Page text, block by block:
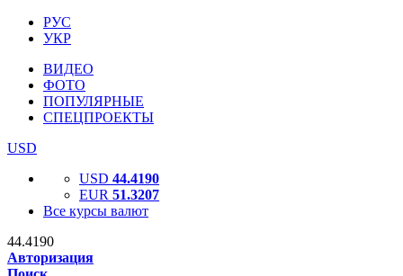
РУС
УКР
ВИДЕО
ФОТО
ПОПУЛЯРНЫЕ
СПЕЦПРОЕКТЫ
USD
USD 44.4190
EUR 51.3207
Все курсы валют
44.4190
Авторизация